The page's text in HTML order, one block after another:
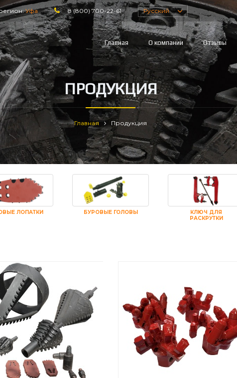
Уфа 8 (800) 700-22-61 Русский
Главная О компании Отзывы
ПРОДУКЦИЯ
Главная Продукция
ЛОПАТКИ БУРОВЫЕ ГОЛОВЫ
КЛЮЧ ДЛЯ
РАСКРУТКИ